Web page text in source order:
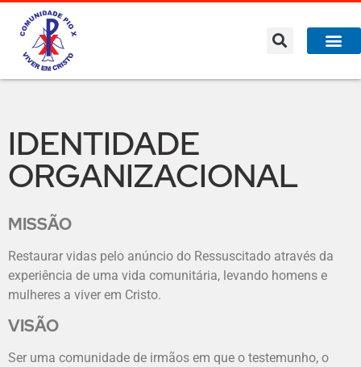
IDENTIDADE
ORGANIZACIONAL
MISSÃO
Restaurar vidas pelo anúncio do Ressuscitado através da
experiência de uma vida comunitária, levando homens e
mulheres a viver em Cristo.
VISÃO
Ser uma comunidade de irmãos em que o testemunho, o